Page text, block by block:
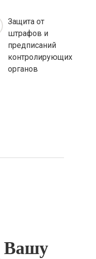
Защита от
штрафов и
предписаний
контролирующих
органов